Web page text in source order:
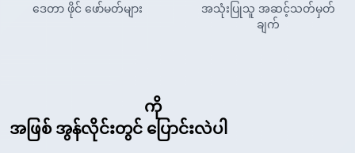
ကို
အဖြစ် အွန်လိုင်းတွင် ပြောင်းလဲပါ
ဒေတာ ဖိုင် ဖော်မတ်များ
အသုံးပြုသူ အဆင့်သတ်မှတ်
ချက်